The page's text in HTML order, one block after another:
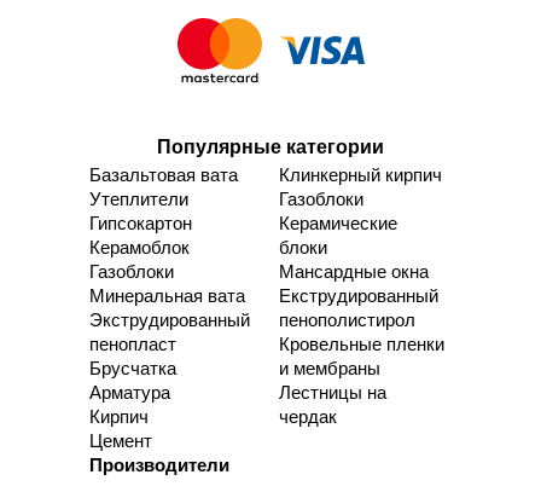
Популярные категории
Базальтовая вата
Утеплители
Гипсокартон
Керамоблок
Газоблоки
Минеральная вата
Экструдированный
пенопласт
Брусчатка
Арматура
Кирпич
Цемент
Клинкерный кирпич
Газоблоки
Керамические
блоки
Мансардные окна
Екструдированный
пенополистирол
Кровельные пленки
и мембраны
Лестницы на
чердак
Производители